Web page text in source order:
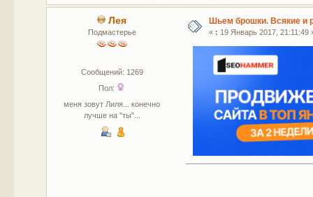
Лея
Подмастерье
Сообщений: 1269
Пол:
меня зовут Лиля... конечно
лучше на "ты"...
Шьем брошки. Всякие и
« : 19 Январь 2017, 21:11:49